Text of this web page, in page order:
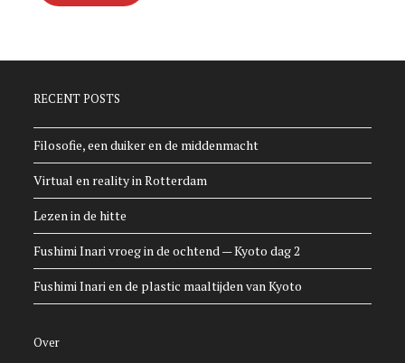
RECENT POSTS
Filosofie, een duiker en de middenmacht
Virtual en reality in Rotterdam
Lezen in de hitte
Fushimi Inari vroeg in de ochtend — Kyoto dag 2
Fushimi Inari en de plastic maaltijden van Kyoto
Over